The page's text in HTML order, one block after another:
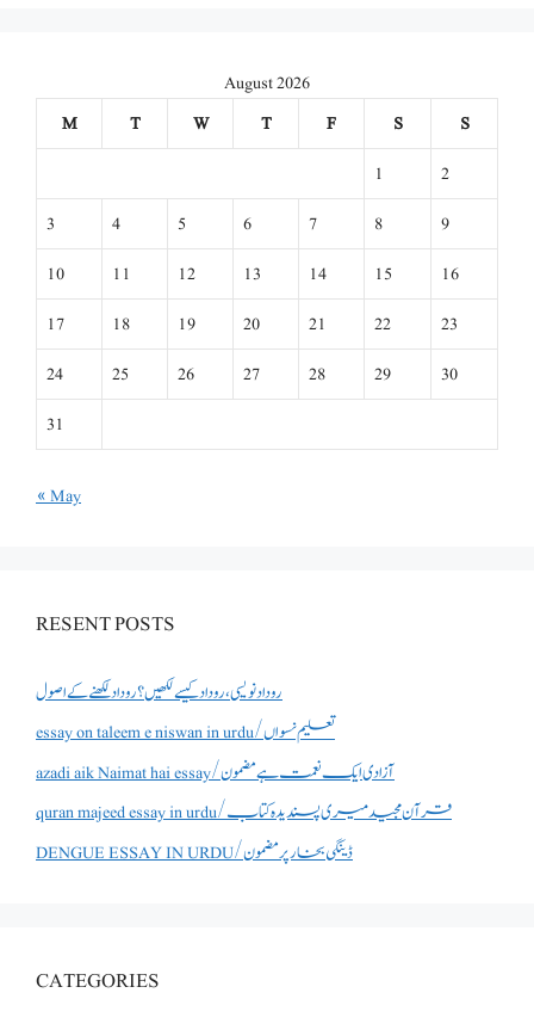
August 2026
M
T W T F S
S
1
2
3
4 5 6 7 8
9
10
11 12 13 14 15
16
17
18 19 20 21 22
23
24
25 26 27 28 29
30
31
« May
RESENT POSTS
روداد نویسی ،روداد کیسے لکھیں؟ روداد لکھنے کے اصول
essay on taleem e niswan in urdu/تعلیم نسواں
azadi aik Naimat hai essay/آزادی ایک نعمت ہے مضمون
quran majeed essay in urdu/قرآن مجید میری پسندیدہ کتاب
DENGUE ESSAY IN URDU/ڈینگی بخار پر مضمون
CATEGORIES